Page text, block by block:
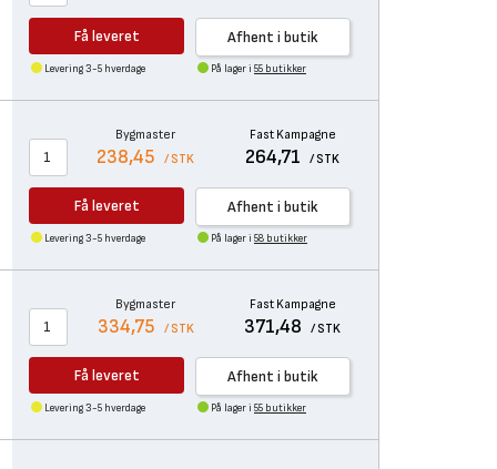
Få leveret Afhent i butik
Levering 3-5 hverdage På lager i 55 butikker
Bygmaster
238,45 / STK
Fast Kampagne
264,71 / STK
Få leveret Afhent i butik
Levering 3-5 hverdage På lager i 58 butikker
Bygmaster
334,75 / STK
Fast Kampagne
371,48 / STK
Få leveret Afhent i butik
Levering 3-5 hverdage På lager i 55 butikker